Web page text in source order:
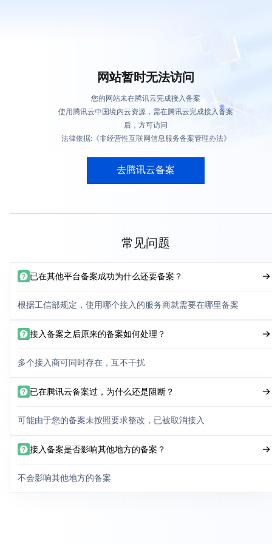
网站暂时无法访问
您的网站未在腾讯云完成接入备案
使用腾讯云中国境内云资源，需在腾讯云完成接入备案
后，方可访问
法律依据:《非经营性互联网信息服务备案管理办法》
去腾讯云备案
常见问题
已在其他平台备案成功为什么还要备案？
根据工信部规定，使用哪个接入的服务商就需要在哪里备案
接入备案之后原来的备案如何处理？
多个接入商可同时存在，互不干扰
已在腾讯云备案过，为什么还是阻断？
可能由于您的备案未按照要求整改，已被取消接入
接入备案是否影响其他地方的备案？
不会影响其他地方的备案